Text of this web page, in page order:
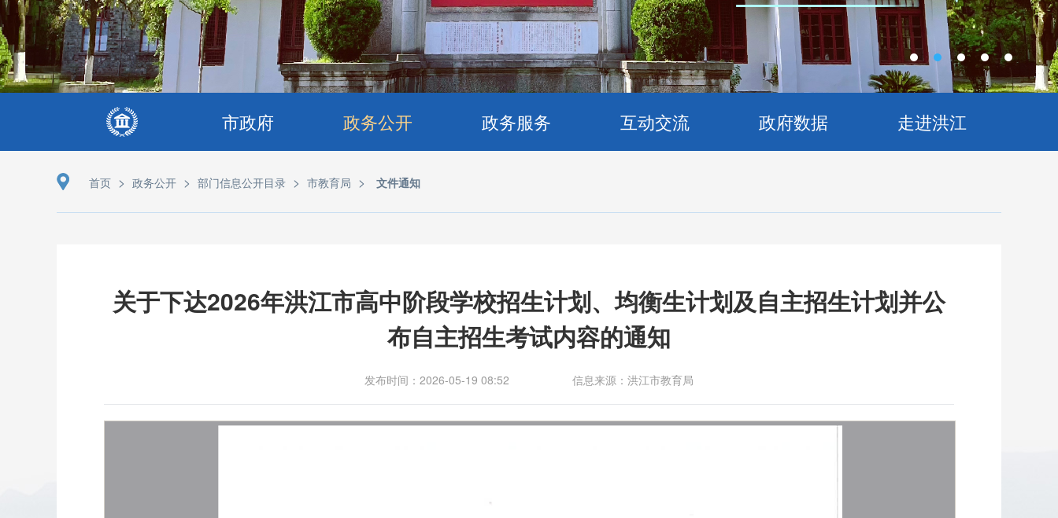
市政府 政务公开 政务服务 互动交流 政府数据 走进洪江
首页 > 政务公开 > 部门信息公开目录 > 市教育局 > 文件通知
关于下达2026年洪江市高中阶段学校招生计划、均衡生计划及自主招生计划并公
布自主招生考试内容的通知
发布时间：2026-05-19 08:52 信息来源：洪江市教育局